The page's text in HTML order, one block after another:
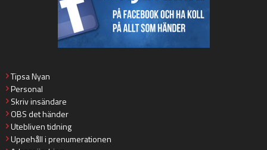
Tipsa Nyan
Personal
Skriv insändare
OBS det händer
Utebliven tidning
Uppehåll i prenumerationen